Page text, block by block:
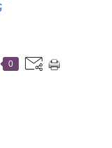
0